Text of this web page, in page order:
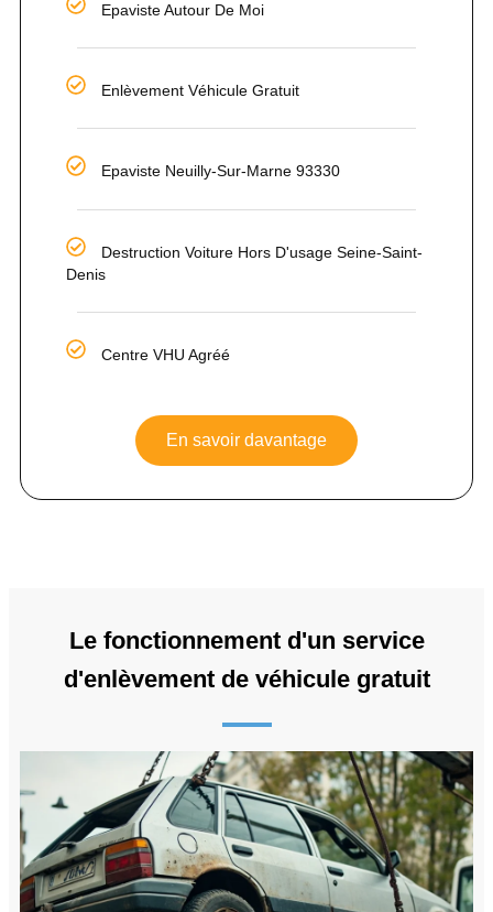
Epaviste Autour De Moi
Enlèvement Véhicule Gratuit
Epaviste Neuilly-Sur-Marne 93330
Destruction Voiture Hors D'usage Seine-Saint-
Denis
Centre VHU Agréé
En savoir davantage
Le fonctionnement d'un service
d'enlèvement de véhicule gratuit